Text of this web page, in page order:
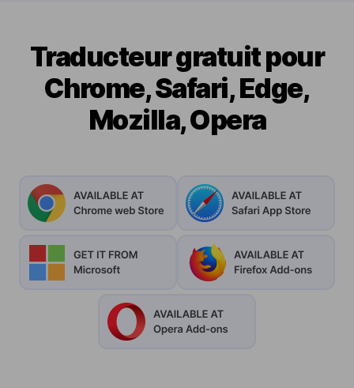
Traducteur gratuit pour
Chrome, Safari, Edge,
Mozilla, Opera